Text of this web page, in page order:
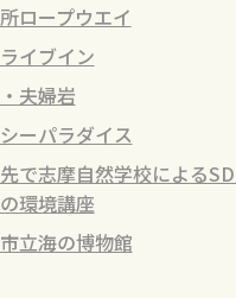
ロープウエイ
イブイン
夫婦岩
ーパラダイス
で志摩自然学校による
環境講座
立海の博物館